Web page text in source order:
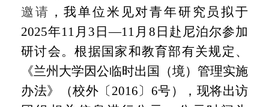
邀请 ，我单位米见对青年研究员拟于
2025年11月3日—11月8日赴尼泊尔参加
研讨会。根据国家和教育部有关规定、
《兰州大学因公临时出国（境）管理实施
办法》（校外〔 2016〕6号） ，现将出访